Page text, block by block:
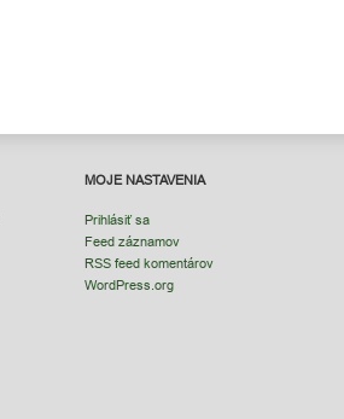
MOJE NASTAVENIA
Prihlásiť sa
Feed záznamov
RSS feed komentárov
WordPress.org